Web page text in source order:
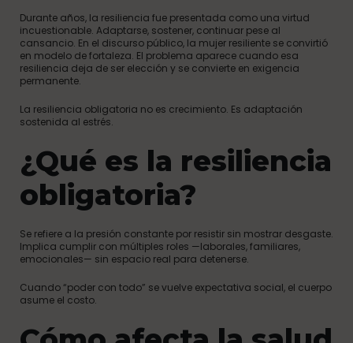
Durante años, la resiliencia fue presentada como una virtud
incuestionable. Adaptarse, sostener, continuar pese al
cansancio. En el discurso público, la mujer resiliente se convirtió
en modelo de fortaleza. El problema aparece cuando esa
resiliencia deja de ser elección y se convierte en exigencia
permanente.
La resiliencia obligatoria no es crecimiento. Es adaptación
sostenida al estrés.
¿Qué es la resiliencia
obligatoria?
Se refiere a la presión constante por resistir sin mostrar desgaste.
Implica cumplir con múltiples roles —laborales, familiares,
emocionales— sin espacio real para detenerse.
Cuando “poder con todo” se vuelve expectativa social, el cuerpo
asume el costo.